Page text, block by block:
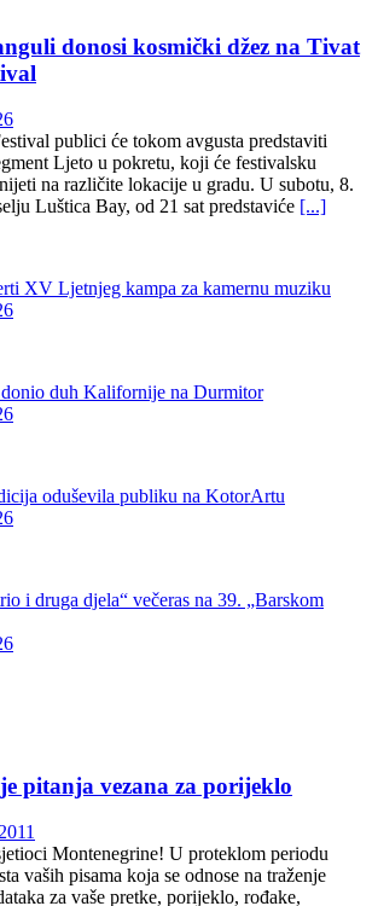
donosi kosmički džez na Tivat
publici će tokom avgusta predstaviti
Ljeto u pokretu, koji će festivalsku
na različite lokacije u gradu. U subotu, 8.
Luštica Bay, od 21 sat predstaviće [...]
XV Ljetnjeg kampa za kamernu muziku
duh Kalifornije na Durmitor
oduševila publiku na KotorArtu
i druga djela“ večeras na 39. „Barskom
pitanja vezana za porijeklo
Montenegrine! U proteklom periodu
vaših pisama koja se odnose na traženje
za vaše pretke, porijeklo, rođake,